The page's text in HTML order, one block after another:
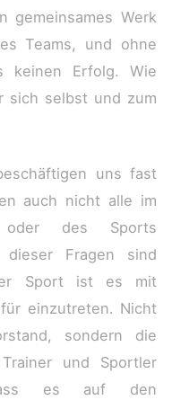
gemeinsames Werk
Teams, und ohne
keinen Erfolg. Wie
sich selbst und zum
uns fast
auch nicht alle im
oder des Sports
Fragen sind
Sport ist es mit
einzutreten. Nicht
sondern die
und Sportler
es auf den